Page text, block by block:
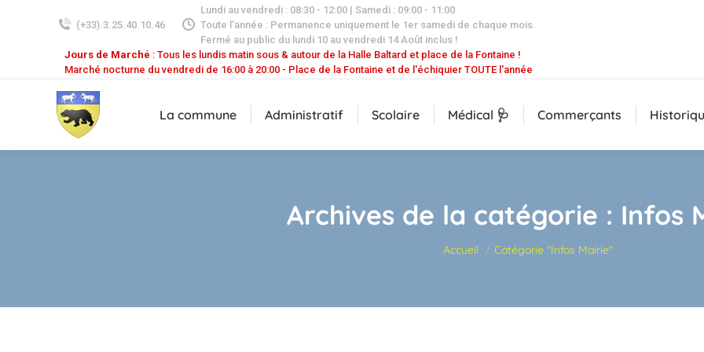
(+33).3.25.40.10.46
Lundi au vendredi : 08:30 - 12:00 | Samedi : 09:00 - 11:00
Toute l'année : Permanence uniquement le 1er samedi de chaque mois.
Fermé au public du lundi 10 au vendredi 14 Août inclus !
Jours de Marché : Tous les lundis matin sous & autour de la Halle Baltard et place de la Fontaine !
Marché nocturne du vendredi de 16:00 à 20:00 - Place de la Fontaine et de l'échiquier TOUTE l'année
La commune Administratif Scolaire Médical 🩺 Commerçants
Archives de la catégorie : Infos
Vous êtes ici :
Accueil Catégorie "Infos Mairie"